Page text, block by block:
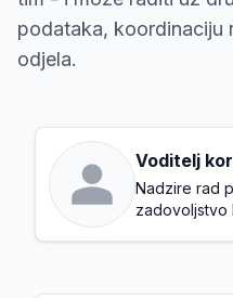
podataka, koordinaciju
odjela.
Voditelj
Nadzire rad
zadovoljstvo